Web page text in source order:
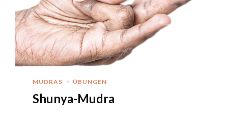
MUDRAS ÜBUNGEN
Shunya-Mudra